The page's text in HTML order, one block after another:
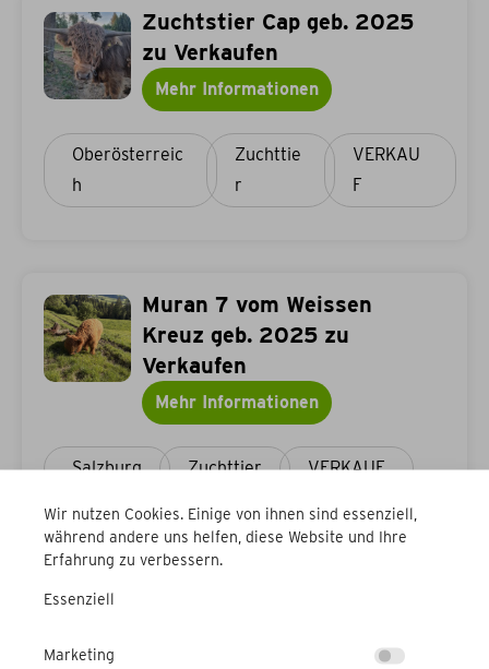
Wir nutzen Cookies. Einige von ihnen sind essenziell,
während andere uns helfen, diese Website und Ihre
Erfahrung zu verbessern.
Essenziell
Marketing
Zuchtstier Cap geb. 2025
zu Verkaufen
Mehr Informationen
Oberösterreic
h
Zuchttie
r
VERKAU
F
Muran 7 vom Weissen
Kreuz geb. 2025 zu
Verkaufen
Mehr Informationen
Salzburg Zuchttier VERKAUF